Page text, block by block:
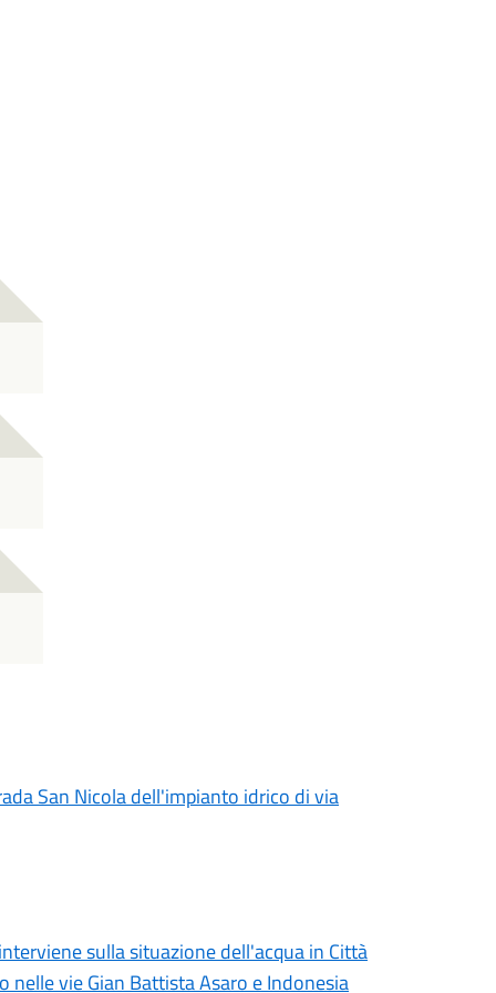
San Nicola dell'impianto idrico di via
sulla situazione dell'acqua in Città
vie Gian Battista Asaro e Indonesia